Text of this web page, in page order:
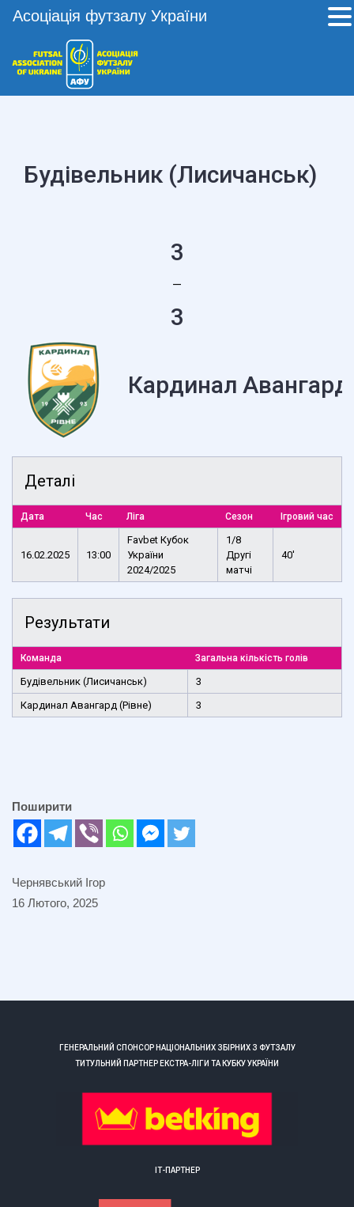
Будівельник (Лисичанськ)
3
—
3
Кардинал Авангард
Деталі
Дата Час Ліга Сезон Ігровий час
16.02.2025 13:00
Favbet Кубок
України
2024/2025
1/8
Другі
матчі
40'
Результати
Команда Загальна кількість голів
Будівельник (Лисичанськ)
3
Кардинал Авангард (Рівне)
3
Поширити
Чернявський Ігор
16 Лютого, 2025
ГЕНЕРАЛЬНИЙ СПОНСОР НАЦІОНАЛЬНИХ ЗБІРНИХ З ФУТЗАЛУ
ТИТУЛЬНИЙ ПАРТНЕР ЕКСТРА-ЛІГИ ТА КУБКУ УКРАЇНИ
ІТ-ПАРТНЕР
Асоціація футзалу України